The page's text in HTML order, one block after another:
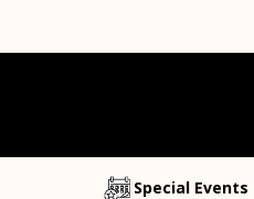
Special Events